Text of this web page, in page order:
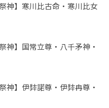
】寒川比古命・寒川比女
国常立尊・八千矛神・
】伊弉諾尊・伊弉冉尊・